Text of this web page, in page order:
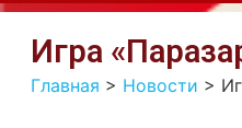
Игра
Главная > Новости >